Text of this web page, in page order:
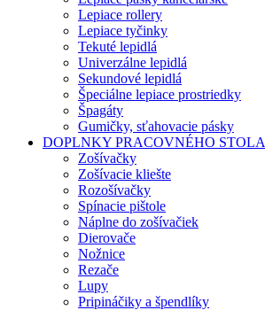
Lepiace rollery
Lepiace tyčinky
Tekuté lepidlá
Univerzálne lepidlá
Sekundové lepidlá
Špeciálne lepiace prostriedky
Špagáty
Gumičky, sťahovacie pásky
DOPLNKY PRACOVNÉHO STOLA
Zošívačky
Zošívacie kliešte
Rozošívačky
Spínacie pištole
Náplne do zošívačiek
Dierovače
Nožnice
Rezače
Lupy
Pripináčiky a špendlíky